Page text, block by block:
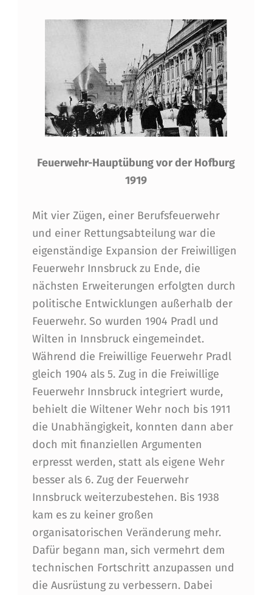
Feuerwehr-Hauptübung vor der Hofburg
1919
Mit vier Zügen, einer Berufsfeuerwehr
und einer Rettungsabteilung war die
eigenständige Expansion der Freiwilligen
Feuerwehr Innsbruck zu Ende, die
nächsten Erweiterungen erfolgten durch
politische Entwicklungen außerhalb der
Feuerwehr. So wurden 1904 Pradl und
Wilten in Innsbruck eingemeindet.
Während die Freiwillige Feuerwehr Pradl
gleich 1904 als 5. Zug in die Freiwillige
Feuerwehr Innsbruck integriert wurde,
behielt die Wiltener Wehr noch bis 1911
die Unabhängigkeit, konnten dann aber
doch mit finanziellen Argumenten
erpresst werden, statt als eigene Wehr
besser als 6. Zug der Feuerwehr
Innsbruck weiterzubestehen. Bis 1938
kam es zu keiner großen
organisatorischen Veränderung mehr.
Dafür begann man, sich vermehrt dem
technischen Fortschritt anzupassen und
die Ausrüstung zu verbessern. Dabei